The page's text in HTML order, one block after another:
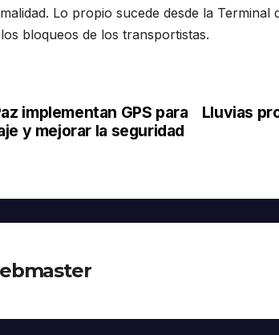
Lo propio sucede desde la Terminal
bloqueos de los transportistas.
Lluvias
implementan GPS para
y mejorar la seguridad